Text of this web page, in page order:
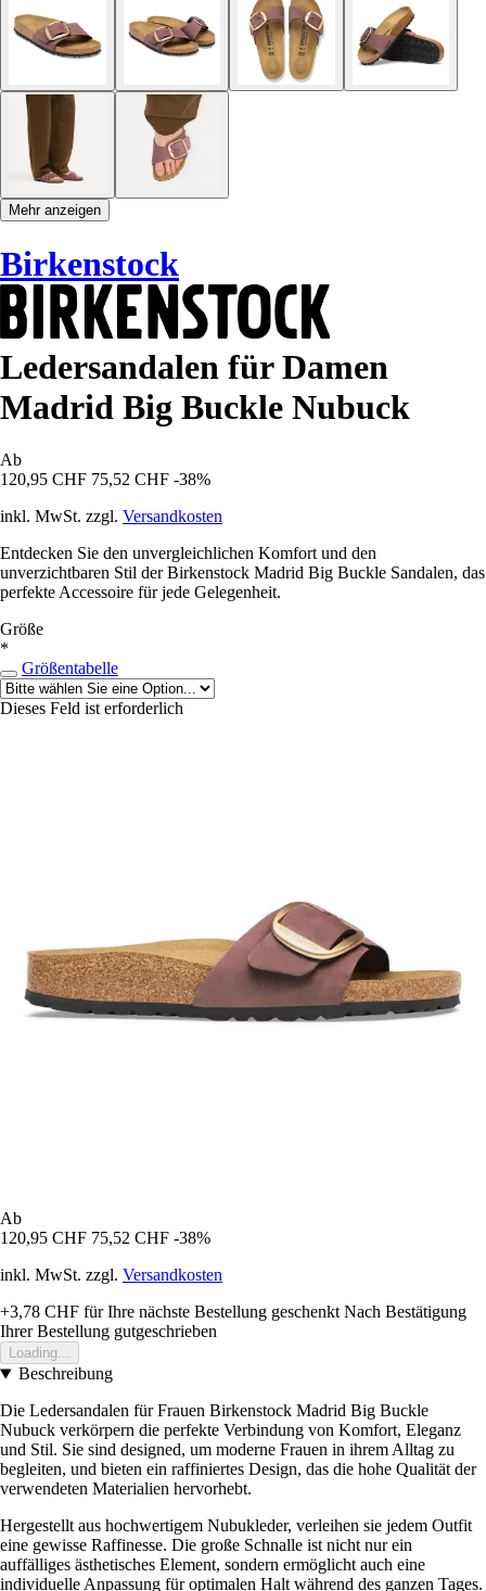
Mehr anzeigen
Birkenstock
Ledersandalen für Damen
Madrid Big Buckle Nubuck
Ab
120,95 CHF 75,52 CHF -38%
inkl. MwSt. zzgl. Versandkosten
Entdecken Sie den unvergleichlichen Komfort und den
unverzichtbaren Stil der Birkenstock Madrid Big Buckle Sandalen, das
perfekte Accessoire für jede Gelegenheit.
Größe
*
Größentabelle
Dieses Feld ist erforderlich
Ab
120,95 CHF 75,52 CHF -38%
inkl. MwSt. zzgl. Versandkosten
+3,78 CHF für Ihre nächste Bestellung geschenkt Nach Bestätigung
Ihrer Bestellung gutgeschrieben
Loading...
Beschreibung
Die Ledersandalen für Frauen Birkenstock Madrid Big Buckle
Nubuck verkörpern die perfekte Verbindung von Komfort, Eleganz
und Stil. Sie sind designed, um moderne Frauen in ihrem Alltag zu
begleiten, und bieten ein raffiniertes Design, das die hohe Qualität der
verwendeten Materialien hervorhebt.
Hergestellt aus hochwertigem Nubukleder, verleihen sie jedem Outfit
eine gewisse Raffinesse. Die große Schnalle ist nicht nur ein
auffälliges ästhetisches Element, sondern ermöglicht auch eine
individuelle Anpassung für optimalen Halt während des ganzen Tages.